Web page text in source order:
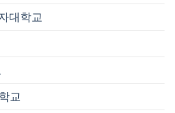
대학교
교